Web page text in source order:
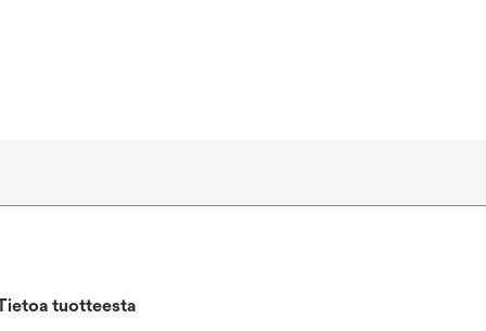
tuotteesta